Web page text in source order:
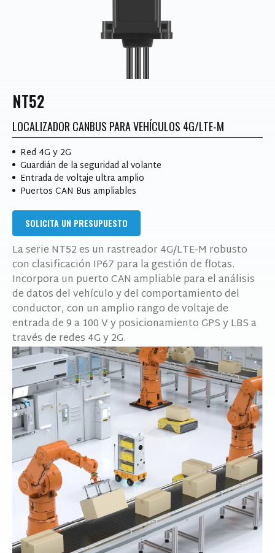
NT52
LOCALIZADOR CANBUS PARA VEHÍCULOS 4G/LTE-M
Red 4G y 2G
Guardián de la seguridad al volante
Entrada de voltaje ultra amplio
Puertos CAN Bus ampliables
SOLICITA UN PRESUPUESTO
La serie NT52 es un rastreador 4G/LTE-M robusto
con clasificación IP67 para la gestión de flotas.
Incorpora un puerto CAN ampliable para el análisis
de datos del vehículo y del comportamiento del
conductor, con un amplio rango de voltaje de
entrada de 9 a 100 V y posicionamiento GPS y LBS a
través de redes 4G y 2G.